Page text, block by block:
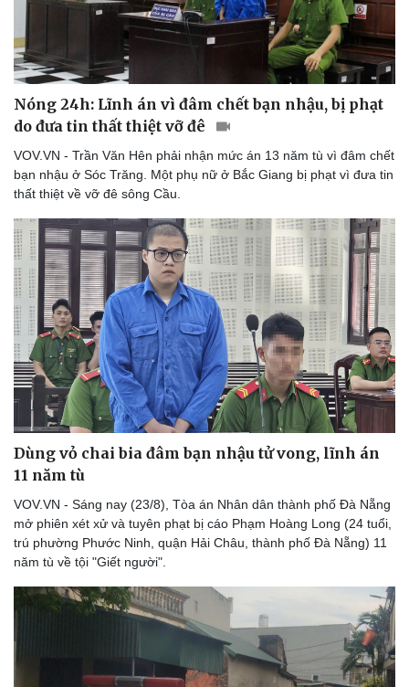
Thể thao
Bóng đá
Lịch thi đấu bóng đá
eSports
Hậu trường
Ô tô - Xe máy
Ô tô
Nóng 24h: Lĩnh án vì đâm chết bạn nhậu, bị phạt
do đưa tin thất thiệt vỡ đê
VOV.VN - Trần Văn Hên phải nhận mức án 13 năm tù vì đâm chết
bạn nhậu ở Sóc Trăng. Một phụ nữ ở Bắc Giang bị phạt vì đưa tin
thất thiệt về vỡ đê sông Cầu.
Dùng vỏ chai bia đâm bạn nhậu tử vong, lĩnh án
11 năm tù
VOV.VN - Sáng nay (23/8), Tòa án Nhân dân thành phố Đà Nẵng
mở phiên xét xử và tuyên phạt bị cáo Phạm Hoàng Long (24 tuổi,
trú phường Phước Ninh, quận Hải Châu, thành phố Đà Nẵng) 11
năm tù về tội "Giết người".